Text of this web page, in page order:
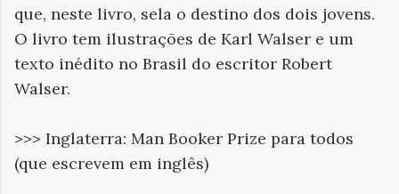
que, neste livro, sela o destino dos dois jovens.
O livro tem ilustrações de Karl Walser e um
texto inédito no Brasil do escritor Robert
Walser.
>>> Inglaterra: Man Booker Prize para todos
(que escrevem em inglês)